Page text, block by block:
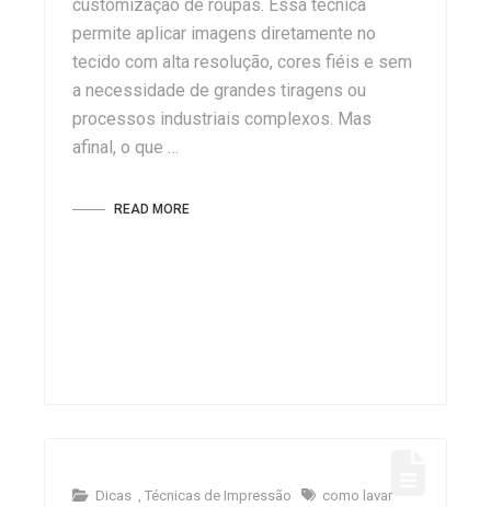
customização de roupas. Essa técnica
permite aplicar imagens diretamente no
tecido com alta resolução, cores fiéis e sem
a necessidade de grandes tiragens ou
processos industriais complexos. Mas
afinal, o que …
READ MORE
Dicas Técnicas de Impressão
como lavar